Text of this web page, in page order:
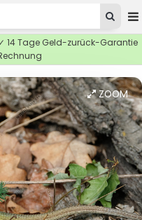
14 Tage Geld-zurück-Garantie
ZOOM